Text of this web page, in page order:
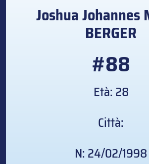
Joshua Johannes
BERGER
#88
Età: 28
Città:
N: 24/02/1998